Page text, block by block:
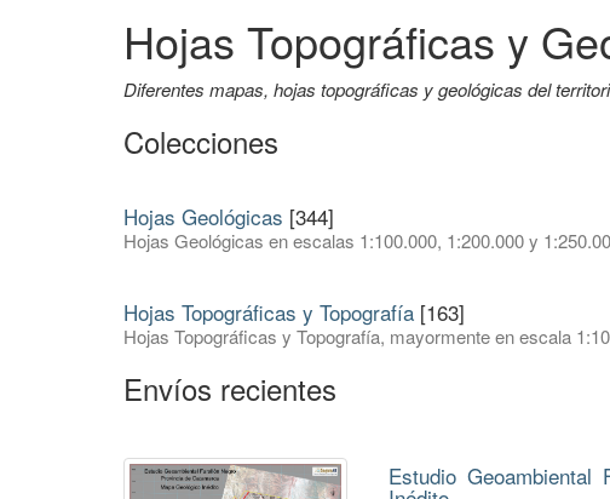
Hojas Topográficas y
Diferentes mapas, hojas topográficas y geológicas del
Colecciones
Hojas Geológicas [344]
Hojas Geológicas en escalas 1:100.000, 1:200.000 y
Hojas Topográficas y Topografía [163]
Hojas Topográficas y Topografía, mayormente en escala
Envíos recientes
Estudio Geoambiental